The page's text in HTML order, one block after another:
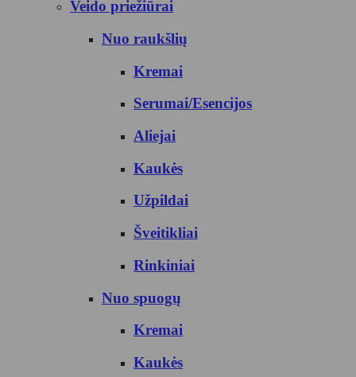
Veido priežiūrai
Nuo raukšlių
Kremai
Serumai/Esencijos
Aliejai
Kaukės
Užpildai
Šveitikliai
Rinkiniai
Nuo spuogų
Kremai
Kaukės